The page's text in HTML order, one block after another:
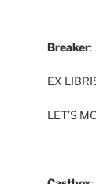
Breaker:
EX
LET’S